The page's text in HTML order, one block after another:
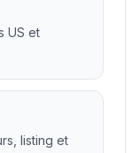
US et
listing et